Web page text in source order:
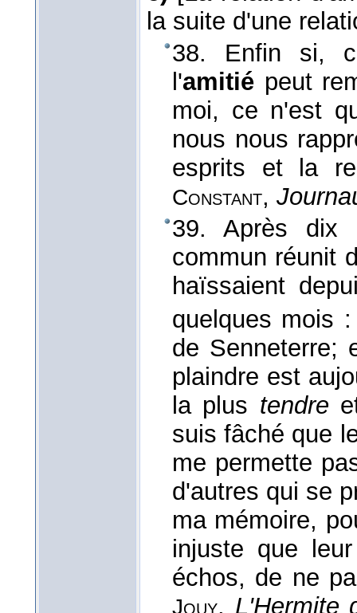
la suite d'une
38. Enfin si,
l'amitié peut
moi, ce n'est
nous nous
esprits et la
Constant,
39. Après dix
commun réunit
haïssaient
quelques mois
de Senneterre;
plaindre est
la plus tendre
suis fâché que
me permette
d'autres qui se
ma mémoire,
injuste que
échos, de ne
Jouy, L'Hermite